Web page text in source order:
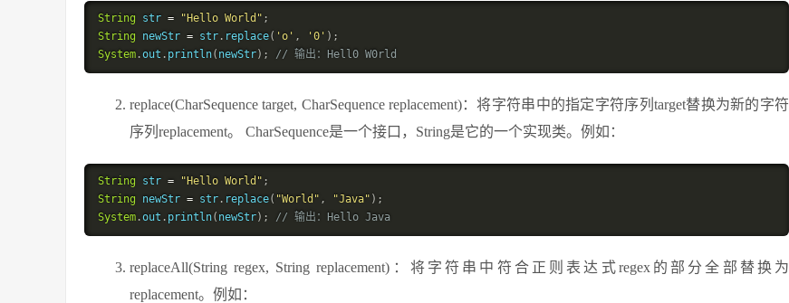
String str = "Hello World" ;
String newStr = str . replace( 'o' , '0' ) ;
System .out . println( newStr) ; // 输出：Hell0 W0rld
replace(CharSequence target, CharSequence replacement)：将字符串中的指定字符序列target替换为新的字符
序列replacement。 CharSequence是一个接口，String是它的一个实现类。例如：
String str = "Hello World" ;
String newStr = str . replace( "World" , "Java" ) ;
System .out . println( newStr) ; // 输出：Hello Java
replaceAll(String regex, String replacement)：将字符串中符合正则表达式regex的部分全部替换为
replacement。例如：